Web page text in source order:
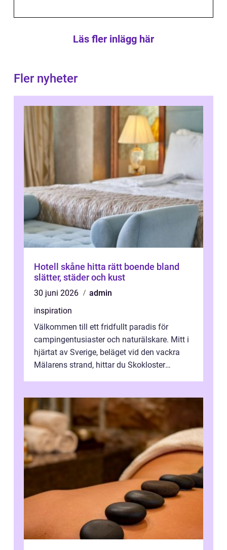
Läs fler inlägg här
Fler nyheter
Hotell skåne hitta rätt boende bland
slätter, städer och kust
30 juni 2026
admin
inspiration
Välkommen till ett fridfullt paradis för
campingentusiaster och naturälskare. Mitt i
hjärtat av Sverige, beläget vid den vackra
Mälarens strand, hittar du Skokloster